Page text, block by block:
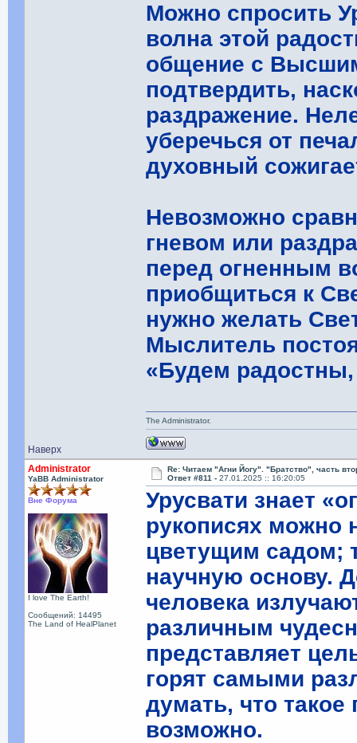
Можно спросить
волна этой
общение с
подтвердить,
раздражение.
уберечься от
духовный
Невозможно
гневом или
перед огненным
приобщиться к
нужно желать
Мыслитель
«Будем
Наверх
The Administrator.
Administrator
YaBB Administrator
Вне Форума
I love The Earth!
Сообщений: 14495
The Land of HealPlanet
Re: Читаем "Агни Йогу". "Братство", часть
Ответ #811 -27.01.2025 :: 16:20:05
Урусвати знает
рукописях можно
цветущим садом;
научную основу.
человека
различным
представляет
горят самыми
думать, что
возможно.